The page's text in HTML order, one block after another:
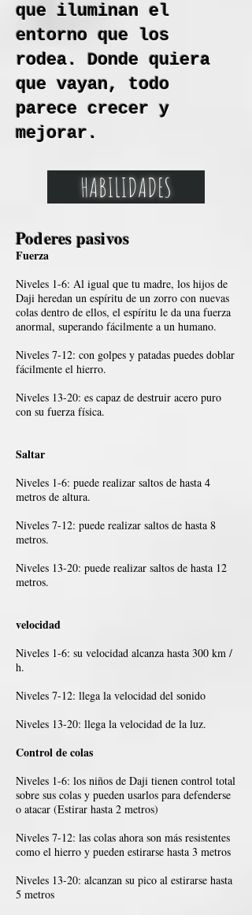
que iluminan el
entorno que los
rodea. Donde quiera
que vayan, todo
parece crecer y
mejorar.
HABILIDADES
Poderes pasivos
Fuerza
Niveles 1-6: Al igual que tu madre, los hijos de
Daji heredan un espíritu de un zorro con nuevas
colas dentro de ellos, el espíritu le da una fuerza
anormal, superando fácilmente a un humano.
Niveles 7-12: con golpes y patadas puedes doblar
fácilmente el hierro.
Niveles 13-20: es capaz de destruir acero puro
con su fuerza física.
Saltar
Niveles 1-6: puede realizar saltos de hasta 4
metros de altura.
Niveles 7-12: puede realizar saltos de hasta 8
metros.
Niveles 13-20: puede realizar saltos de hasta 12
metros.
velocidad
Niveles 1-6: su velocidad alcanza hasta 300 km /
h.
Niveles 7-12: llega la velocidad del sonido
Niveles 13-20: llega la velocidad de la luz.
Control de colas
Niveles 1-6: los niños de Daji tienen control total
sobre sus colas y pueden usarlos para defenderse
o atacar (Estirar hasta 2 metros)
Niveles 7-12: las colas ahora son más resistentes
como el hierro y pueden estirarse hasta 3 metros
Niveles 13-20: alcanzan su pico al estirarse hasta
5 metros